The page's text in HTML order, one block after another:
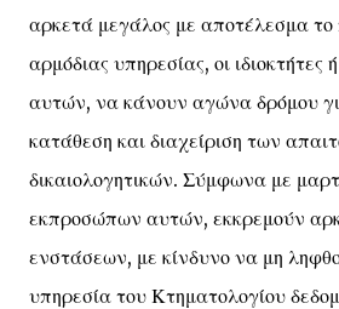
αρκετά μεγάλος με αποτέλεσμα το
αρμόδιας υπηρεσίας, οι ιδιοκτήτες
αυτών, να κάνουν αγώνα δρόμου
κατάθεση και διαχείριση των
δικαιολογητικών. Σύμφωνα με
εκπροσώπων αυτών, εκκρεμούν
ενστάσεων, με κίνδυνο να μη
υπηρεσία του Κτηματολογίου